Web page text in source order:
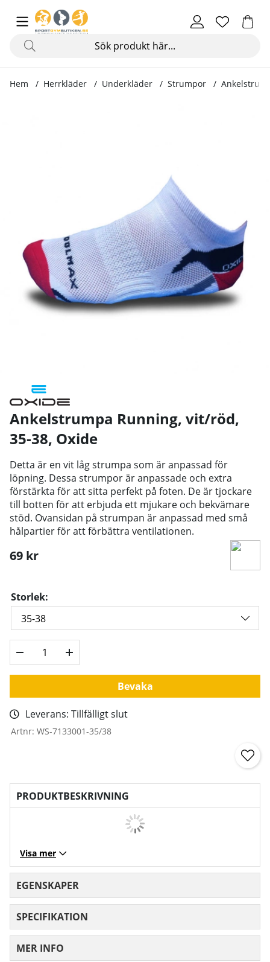
Hem Herrkläder Underkläder Strumpor
Ankelstrumpa Running, vit/röd,
35-38, Oxide
Detta är en vit låg strumpa som är anpassad för
löpning. Dessa strumpor är anpassade och extra
förstärkta för att sitta perfekt på foten. De är tjockare
till botten för att erbjuda ett mjukare och bekvämare
stöd. Ovansidan på strumpan är anpassad med små
hålpartier för att förbättra ventilationen.
69 kr
Storlek:
Bevaka
Leverans: Tillfälligt slut
Artnr: WS-7133001-35/38
PRODUKTBESKRIVNING
Visa mer
EGENSKAPER
SPECIFIKATION
MER INFO